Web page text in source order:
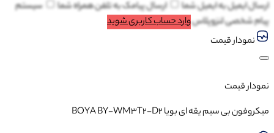
ارسال ایمیل بهایمیل شما ارسال پیامک بهتلفن همراه شما
سیستم
پیام شخصی لنزوپلاسوارد حساب کاربری شوید
نمودار قیمت
نمودار قیمت
میکروفون بی‌ سیم یقه‌ ای بویا BOYA BY-WM3T2-D2